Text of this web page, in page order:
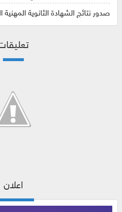
صدور نتائج الشهادة الثانوية المهنية
اعلان